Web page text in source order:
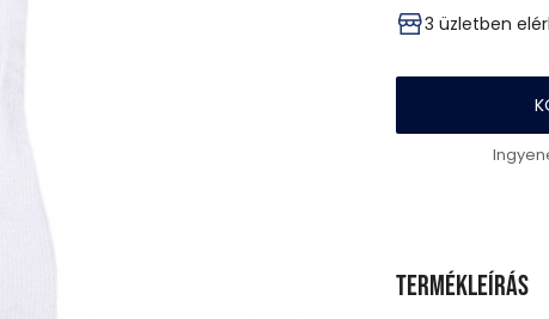
3 üzletben
Termékleírás